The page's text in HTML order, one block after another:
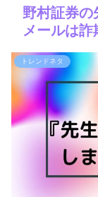
野村証券の
メールは詐
トレンドネタ